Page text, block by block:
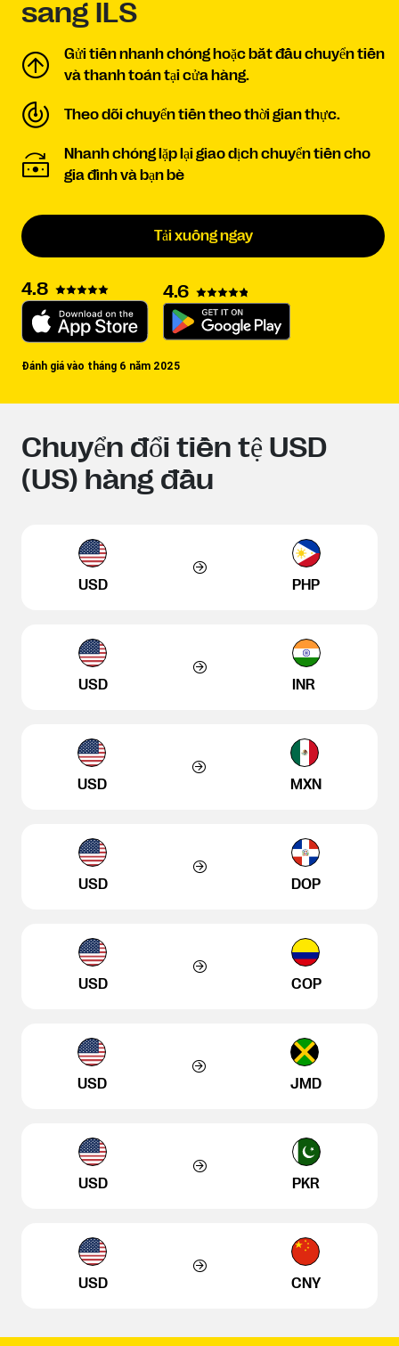
sang ILS
Gửi tiền nhanh chóng hoặc bắt đầu chuyển tiền
và thanh toán tại cửa hàng.
Theo dõi chuyển tiền theo thời gian thực.
Nhanh chóng lặp lại giao dịch chuyển tiền cho
gia đình và bạn bè
Tải xuống ngay
4.8 4.6
Đánh giá vào tháng 6 năm 2025
Chuyển đổi tiền tệ USD
(US) hàng đầu
USD PHP
USD INR
USD MXN
USD DOP
USD COP
USD JMD
USD PKR
USD CNY